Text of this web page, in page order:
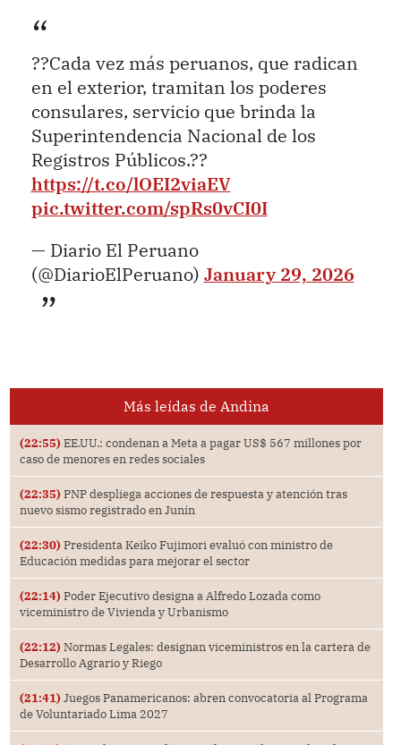
??Cada vez más peruanos, que radican
en el exterior, tramitan los poderes
consulares, servicio que brinda la
Superintendencia Nacional de los
Registros Públicos.??
https://t.co/lOEI2viaEV
pic.twitter.com/spRs0vCI0I
— Diario El Peruano
(@DiarioElPeruano) January 29, 2026
Más leídas de Andina
(22:55) EE.UU.: condenan a Meta a pagar US$ 567 millones por
caso de menores en redes sociales
(22:35) PNP despliega acciones de respuesta y atención tras
nuevo sismo registrado en Junín
(22:30) Presidenta Keiko Fujimori evaluó con ministro de
Educación medidas para mejorar el sector
(22:14) Poder Ejecutivo designa a Alfredo Lozada como
viceministro de Vivienda y Urbanismo
(22:12) Normas Legales: designan viceministros en la cartera de
Desarrollo Agrario y Riego
(21:41) Juegos Panamericanos: abren convocatoria al Programa
de Voluntariado Lima 2027